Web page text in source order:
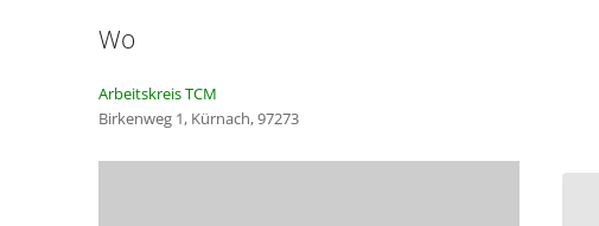
Wo
Arbeitskreis TCM
Birkenweg 1, Kürnach, 97273